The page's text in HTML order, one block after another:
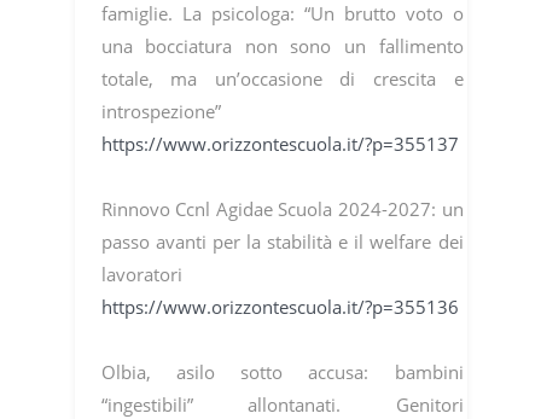
famiglie. La psicologa: “Un brutto voto o
una bocciatura non sono un fallimento
totale, ma un’occasione di crescita e
introspezione”
https://www.orizzontescuola.it/?p=355137
Rinnovo Ccnl Agidae Scuola 2024-2027: un
passo avanti per la stabilità e il welfare dei
lavoratori
https://www.orizzontescuola.it/?p=355136
Olbia, asilo sotto accusa: bambini
“ingestibili” allontanati. Genitori